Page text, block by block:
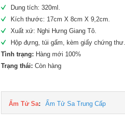
Dung tích: 320ml.
Kích thước: 17cm X 8cm X 9,2cm.
Xuất xứ: Nghi Hưng Giang Tô.
Hộp đựng, túi gấm, kèm giấy chứng thư.
Tình trạng: Hàng mới 100%
Trạng thái:Còn hàng
Ấm Tử Sa: Ấm Tử Sa Trung Cấp